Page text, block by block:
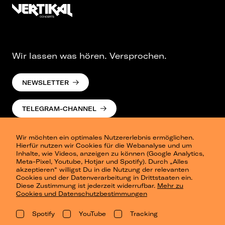
Wir möchten ein optimales Nutzererlebnis ermöglichen.
Hierfür nutzen wir Cookies für die Webanalyse und um
Inhalte, wie Videos, anzeigen zu können (Google Analytics,
Meta-Pixel, Youtube, Hotjar und Spotify). Durch „Alles
akzeptieren“ willigst Du in die Nutzung der relevanten
Cookies und der Datenverarbeitung in Drittstaaten ein.
Diese Zustimmung ist jederzeit widerrufbar. Mehr zu
Cookies und Datenschutzbestimmungen
Spotify YouTube Tracking
Wir lassen was hören. Versprochen.
NEWSLETTER
TELEGRAM-CHANNEL
Presse
Berlin
Dresden
Leipzig
Konzertsommer Petersberg